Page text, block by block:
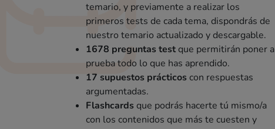
temario, y previamente a realizar los
primeros tests de cada tema, dispondrás de
nuestro temario actualizado y descargable.
1678 preguntas testque permitirán poner a
prueba todo lo que has aprendido.
17 supuestos prácticos con respuestas
argumentadas.
Flashcards que podrás hacerte tú mismo/a
con los contenidos que más te cuesten y